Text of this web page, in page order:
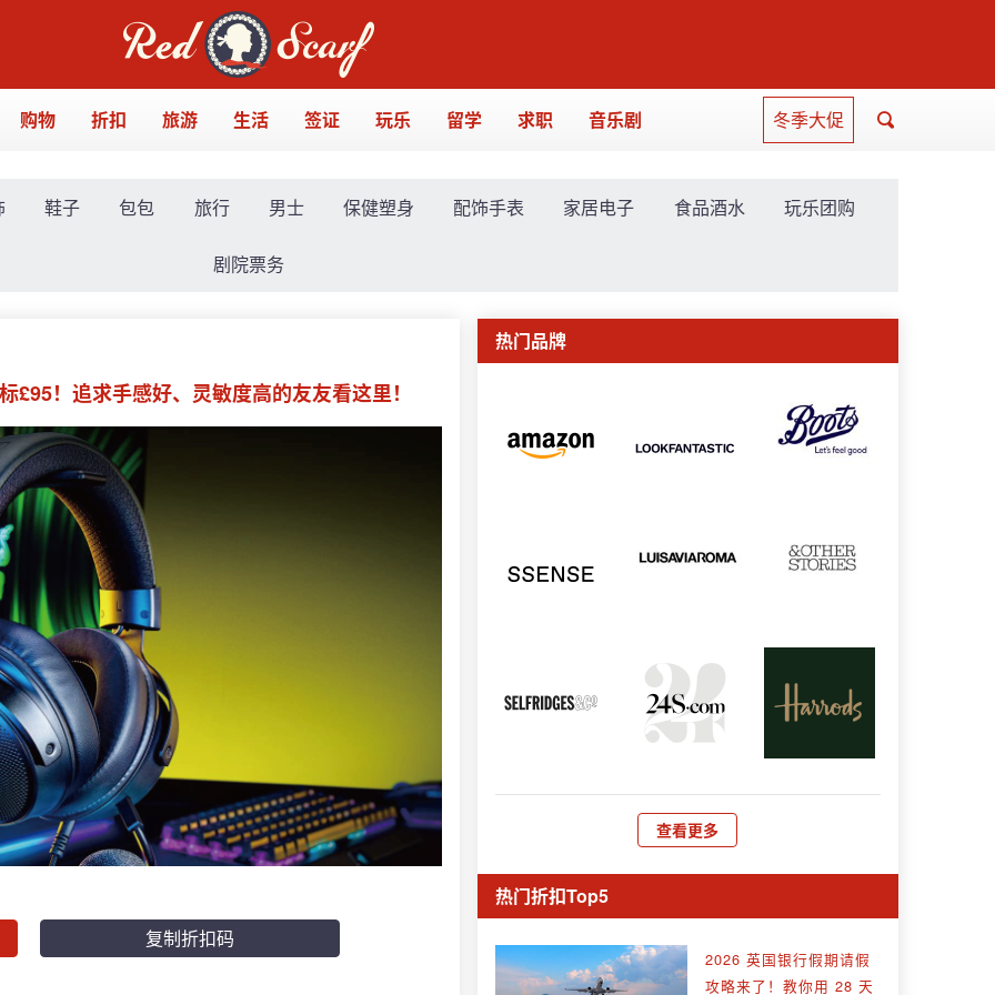
购物 折扣 旅游 生活 签证 玩乐 留学 求职 音乐剧 冬季大促
鞋子 包包 旅行 男士 保健塑身 配饰手表 家居电子 食品酒水 玩乐团购
剧院票务
！追求手感好、灵敏度高的友友看这里！
复制折扣码
热门品牌
查看更多
热门折扣Top5
2026 英国银行假期请假
攻略来了！教你用 28 天